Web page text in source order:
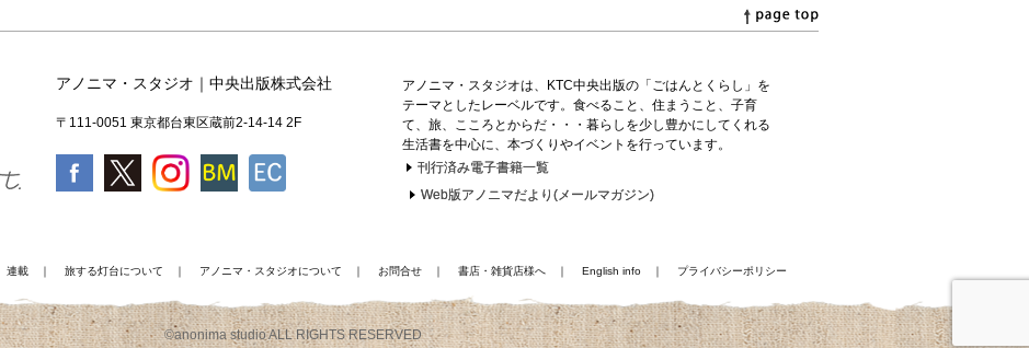
アノニマ・スタジオ｜中央出版株式会社
〒111-0051 東京都台東区蔵前2-14-14 2F
アノニマ・スタジオは、KTC中央出版の「ごはんとくらし」を
テーマとしたレーベルです。食べること、住まうこと、子育
て、旅、こころとからだ・・・暮らしを少し豊かにしてくれる
生活書を中心に、本づくりやイベントを行っています。
刊行済み電子書籍一覧
Web版アノニマだより(メールマガジン)
連載｜ 旅する灯台について ｜ アノニマ・スタジオについて ｜ お問合せ｜ 書店・雑貨店様へ｜ English info｜ プライバシーポリシー
©anonima studio ALL RIGHTS RESERVED